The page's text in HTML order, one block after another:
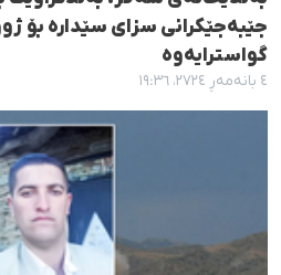
جێبەجێکرانی سزای سێدارە بۆ
گواسترایەوە
٤ بانەمەڕ ٢٧٢٤، ١٩:٣٦